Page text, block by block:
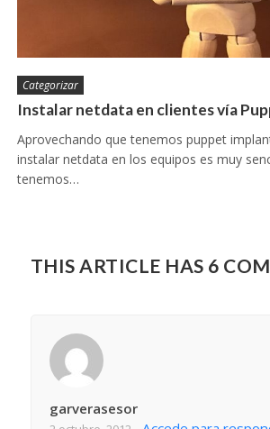
Categorizar
Instalar netdata en clientes vía
Aprovechando que tenemos puppet
instalar netdata en los equipos es muy
tenemos…
THIS ARTICLE HAS 6
garverasesor